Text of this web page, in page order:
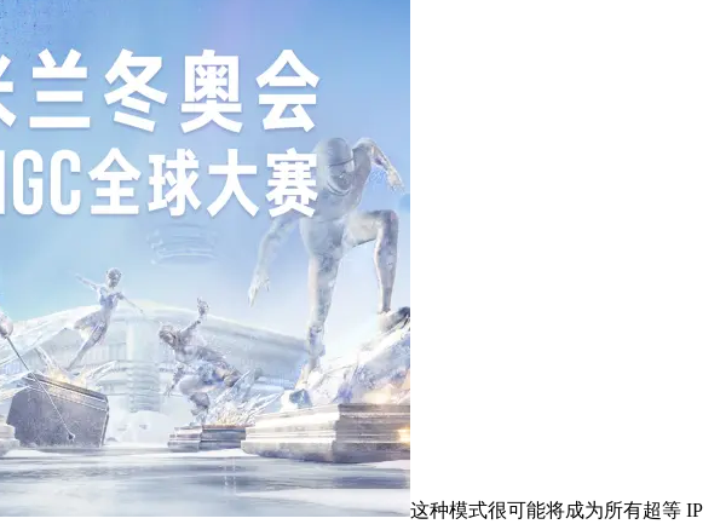
这种模式很可能将成为所有超等 IP